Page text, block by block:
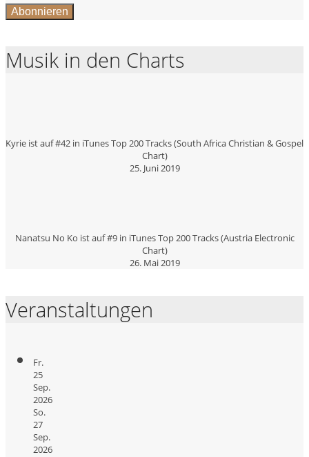
Musik in den Charts
Kyrie ist auf #42 in iTunes Top 200 Tracks (South Africa Christian & Gospel
Chart)
25. Juni 2019
Nanatsu No Ko ist auf #9 in iTunes Top 200 Tracks (Austria Electronic
Chart)
26. Mai 2019
Veranstaltungen
Fr.
25
Sep.
2026
So.
27
Sep.
2026